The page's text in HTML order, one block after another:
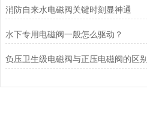
消防自来水电磁阀关键时刻显神通
水下专用电磁阀一般怎么驱动？
负压卫生级电磁阀与正压电磁阀的区别